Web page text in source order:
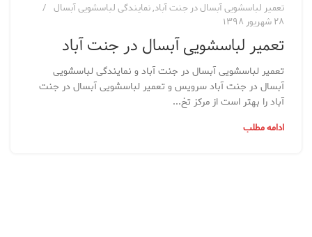
تعمیر لباسشویی آبسال در جنت آباد,نمایندگی لباسشویی آبسال
۲۸ شهریور ۱۳۹۸
تعمیر لباسشویی آبسال در جنت آباد
تعمیر لباسشویی آبسال در جنت آباد و نمایندگی لباسشویی
آبسال در جنت آباد سرویس و تعمیر لباسشویی آبسال در جنت
آباد را بهتر است از مرکز تخ...
ادامه مطلب